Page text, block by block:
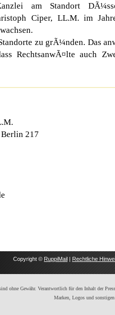
am Standort
Ciper, LL.M. im
zu grÃ¼nden. Das
RechtsanwÃ¤lte auch
217
Copyright ©RuppiMail|Rechtliche
ohne Gewähr. Verantwortlich für den Inhalt der
Marken, Logos und